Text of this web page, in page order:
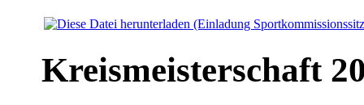
Kreismeisterschaft